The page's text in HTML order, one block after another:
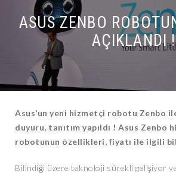
ASUS ZENBO
AÇIKLANDI !
Asus’un yeni hizmetçi robotu Zenbo
duyuru, tanıtım yapıldı ! Asus Zenbo
robotunun özellikleri, fiyatı ile ilgili
Bilindiği üzere teknoloji sürekli gelişiyor